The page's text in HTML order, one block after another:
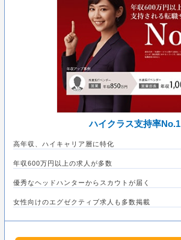
ハイクラス支持率No.1
高年収、ハイキャリア層に特化
年収600万円以上の求人が多数
優秀なヘッドハンターからスカウトが届く
女性向けのエグゼクティブ求人も多数掲載